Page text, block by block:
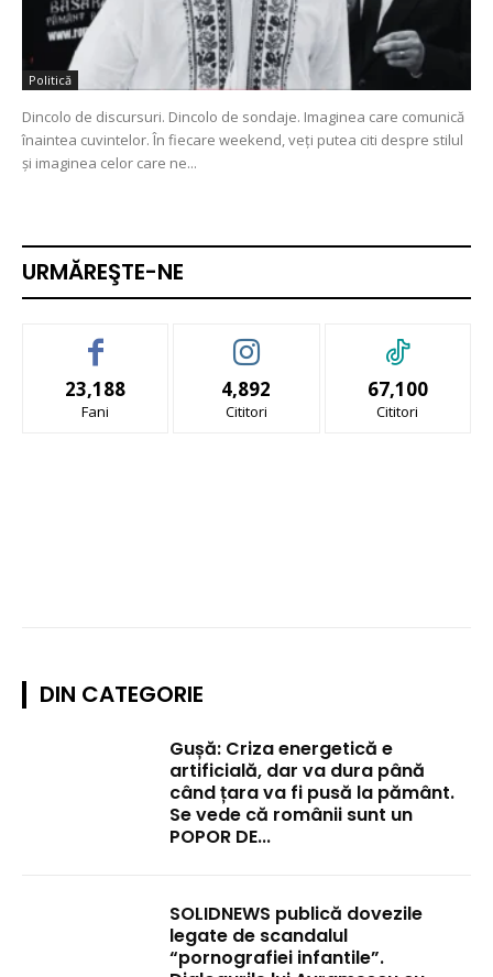
Politică
Dincolo de discursuri. Dincolo de sondaje. Imaginea care comunică
înaintea cuvintelor. În fiecare weekend, veți putea citi despre stilul
și imaginea celor care ne...
URMĂREŞTE-NE
23,188
Fani
4,892
Cititori
67,100
Cititori
DIN CATEGORIE
Gușă: Criza energetică e
artificială, dar va dura până
când țara va fi pusă la pământ.
Se vede că românii sunt un
POPOR DE...
SOLIDNEWS publică dovezile
legate de scandalul
“pornografiei infantile”.